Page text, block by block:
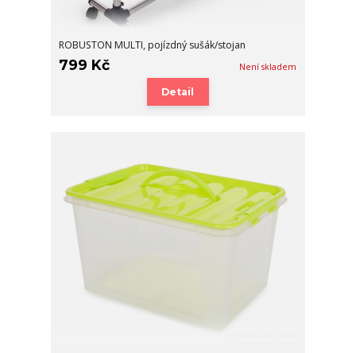
ROBUSTON MULTI, pojízdný sušák/stojan
799 Kč Není skladem
Detail